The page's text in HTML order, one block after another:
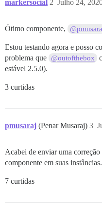
markersocial Julho 24,
2
Ótimo componente,
Estou testando agora e posso
problema que @outofthebox
estável 2.5.0).
3 curtidas
pmusaraj (Penar Musaraj) 3
Acabei de enviar uma
componente em suas instâncias.
7 curtidas